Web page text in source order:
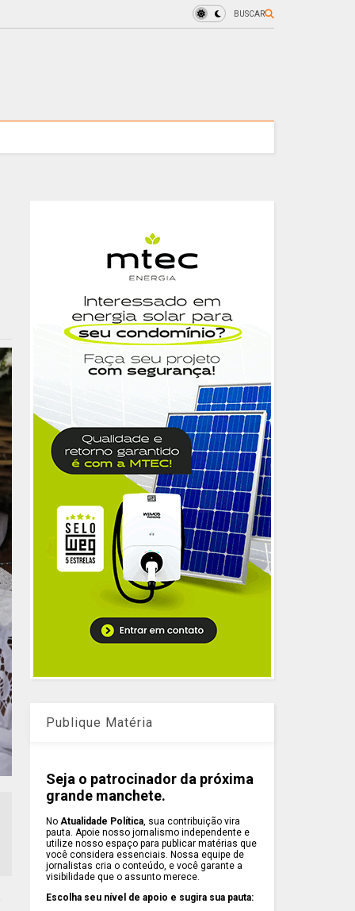
BUSCAR
Publique Matéria
Seja o patrocinador da próxima
grande manchete.
NoAtualidade Política, sua contribuição vira
pauta. Apoie nosso jornalismo independente e
utilize nosso espaço para publicar matérias que
você considera essenciais. Nossa equipe de
jornalistas cria o conteúdo, e você garante a
visibilidade que o assunto merece.
Escolha seu nível de apoio e sugira sua pauta: